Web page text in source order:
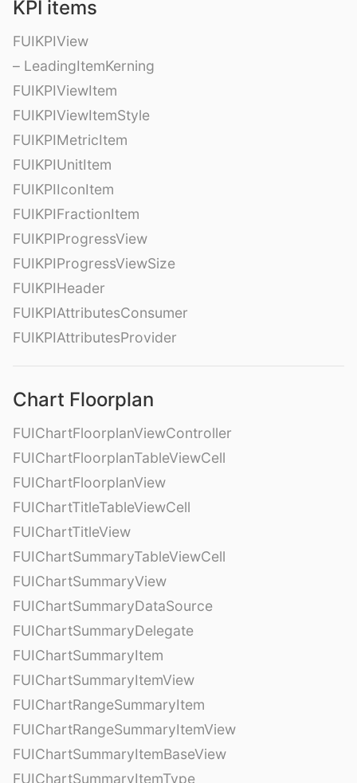
KPI items
FUIKPIView
– LeadingItemKerning
FUIKPIViewItem
FUIKPIViewItemStyle
FUIKPIMetricItem
FUIKPIUnitItem
FUIKPIIconItem
FUIKPIFractionItem
FUIKPIProgressView
FUIKPIProgressViewSize
FUIKPIHeader
FUIKPIAttributesConsumer
FUIKPIAttributesProvider
Chart Floorplan
FUIChartFloorplanViewController
FUIChartFloorplanTableViewCell
FUIChartFloorplanView
FUIChartTitleTableViewCell
FUIChartTitleView
FUIChartSummaryTableViewCell
FUIChartSummaryView
FUIChartSummaryDataSource
FUIChartSummaryDelegate
FUIChartSummaryItem
FUIChartSummaryItemView
FUIChartRangeSummaryItem
FUIChartRangeSummaryItemView
FUIChartSummaryItemBaseView
FUIChartSummaryItemType